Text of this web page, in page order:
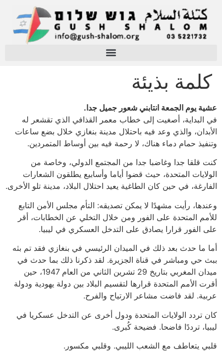
كلمة بذيئة
عشية يوم الجمعة انتابني شعور جميل جدا.
في البداية، أصغيت إلى خطاب معمر القذافي الذي تقشعر له
الأبدان، والذي وعد فيه باحتلال مدينة بنغازي خلال بضع ساعات
وتنفيذ حمام دماء هناك، لا رحمة فيه بين أوساط المتمردين.
كنت قلقا جدا وغاضبا جدا من المجتمع الدولي، وخاصة من
الولايات المتحدة، حيث قضوا أياما وأسابيع يطلقون الشعارات
الفارغة، في حين كان الطاغية يعيد احتلال البلاد، مدينة تلو الأخرى.
وعندها، رأيت مشهدًا لا يمكن تصديقه: التأم مجلس الأمن التابع
للأمم المتحدة على الفور ومن خلال التخلي عن الخطابات، أقر
على الفور قرارا يصادق على التدخل العسكري في ليبيا.
أما ما حدث بعد ذلك في الميدان الرئيسي في بنغازي فقد تم بثه
ببث حي ومباشر في قناة الجزيرة. لقد ذكرنا ذلك بما حدث في
ميدان المغربي بتاريخ 29 تشرين الثاني من العام 1947، حين
أقرت الأمم المتحدة قرارها لتقسيم البلاد بين دولة يهودية ودولة
عربية. لقد فاضت مشاعر الارتياح والفرح.
كان تردد الولايات المتحدة ودول أخرى عن التدخل عسكريا في
ليبيا، ترددًا فاضحا. فضيحة كُبرى.
قلبي يتعاطف مع الشعب الليبي. وقلبي مكسور.